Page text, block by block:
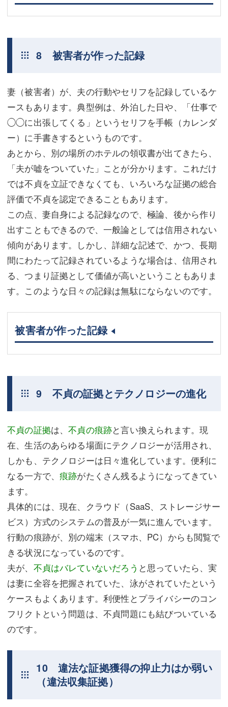
8 被害者が作った記録
妻（被害者）が、夫の行動やセリフを記録しているケ
ースもあります。典型例は、外泊した日や、「仕事で
◯◯に出張してくる」というセリフを手帳（カレンダ
ー）に手書きするというものです。
あとから、別の場所のホテルの領収書が出てきたら、
「夫が嘘をついていた」ことが分かります。これだけ
では不貞を立証できなくても、いろいろな証拠の総合
評価で不貞を認定できることもあります。
この点、妻自身による記録なので、極論、後から作り
出すこともできるので、一般論としては信用されない
傾向があります。しかし、詳細な記述で、かつ、長期
間にわたって記録されているような場合は、信用され
る、つまり証拠として価値が高いということもありま
す。このような日々の記録は無駄にならないのです。
被害者が作った記録
9 不貞の証拠とテクノロジーの進化
不貞の証拠は、不貞の痕跡と言い換えられます。現
在、生活のあらゆる場面にテクノロジーが活用され、
しかも、テクノロジーは日々進化しています。便利に
なる一方で、痕跡がたくさん残るようになってきてい
ます。
具体的には、現在、クラウド（SaaS、ストレージサー
ビス）方式のシステムの普及が一気に進んでいます。
行動の痕跡が、別の端末（スマホ、PC）からも閲覧で
きる状況になっているのです。
夫が、 不貞はバレていないだろう と思っていたら、実
は妻に全容を把握されていた、泳がされていたという
ケースもよくあります。利便性とプライバシーのコン
フリクトという問題は、不貞問題にも結びついている
のです。
10 違法な証拠獲得の抑止力はか弱い
（違法収集証拠）